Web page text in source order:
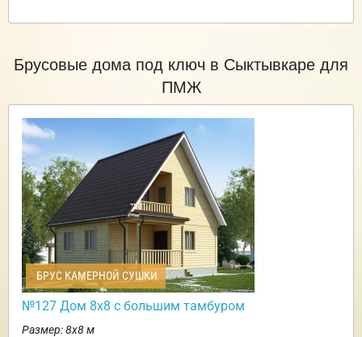
Брусовые дома под ключ в Сыктывкаре для
ПМЖ
БРУС КАМЕРНОЙ СУШКИ
№127 Дом 8х8 с большим тамбуром
Размер: 8х8 м